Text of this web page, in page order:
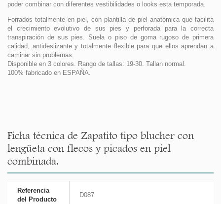
poder combinar con diferentes vestibilidades o looks esta temporada.
Forrados totalmente en piel, con plantilla de piel anatómica que facilita
el crecimiento evolutivo de sus pies y perforada para la correcta
transpiración de sus pies. Suela o piso de goma rugoso de primera
calidad, antideslizante y totalmente flexible para que ellos aprendan a
caminar sin problemas.
Disponible en 3 colores. Rango de tallas: 19-30. Tallan normal.
100% fabricado en ESPAÑA.
Ficha técnica de Zapatito tipo blucher con
lengüeta con flecos y picados en piel
combinada.
Referencia
del Producto
D087